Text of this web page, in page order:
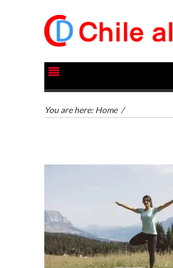
You are here: Home /
AMÉRICA LATINA:
Chile como hub
tecnológico de
América Latina:
avances y desafíos…
LA
TRANSFORMACIÓN